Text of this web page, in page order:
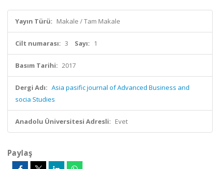
Yayın Türü: Makale / Tam Makale
Cilt numarası: 3 Sayı: 1
Basım Tarihi: 2017
Dergi Adı: Asia pasific journal of Advanced Business and
socia Studies
Anadolu Üniversitesi Adresli: Evet
Paylaş